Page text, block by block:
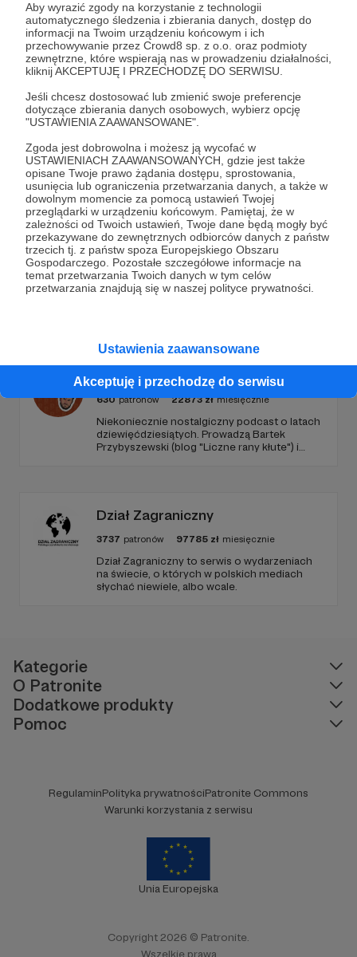
Aby wyrazić zgody na korzystanie z technologii
automatycznego śledzenia i zbierania danych, dostęp do
informacji na Twoim urządzeniu końcowym i ich
przechowywanie przez Crowd8 sp. z o.o. oraz podmioty
zewnętrzne, które wspierają nas w prowadzeniu działalności,
kliknij AKCEPTUJĘ I PRZECHODZĘ DO SERWISU.
Jeśli chcesz dostosować lub zmienić swoje preferencje
dotyczące zbierania danych osobowych, wybierz opcję
"USTAWIENIA ZAAWANSOWANE".
Zgoda jest dobrowolna i możesz ją wycofać w
USTAWIENIACH ZAAWANSOWANYCH, gdzie jest także
opisane Twoje prawo żądania dostępu, sprostowania,
usunięcia lub ograniczenia przetwarzania danych, a także w
dowolnym momencie za pomocą ustawień Twojej
przeglądarki w urządzeniu końcowym. Pamiętaj, że w
zależności od Twoich ustawień, Twoje dane będą mogły być
przekazywane do zewnętrznych odbiorców danych z państw
trzecich tj. z państw spoza Europejskiego Obszaru
Gospodarczego. Pozostałe szczegółowe informacje na
temat przetwarzania Twoich danych w tym celów
przetwarzania znajdują się w naszej polityce prywatności.
Ustawienia zaawansowane
Akceptuję i przechodzę do serwisu
Dołącz do grona Patronów!
Wesprzyj działalność AutoraKrychuTIRjuż teraz!
Zostań Patronem
Podcastex
630 patronów 22873 zł miesięcznie
Niekoniecznie nostalgiczny podcast o latach
dziewięćdziesiątych. Prowadzą Bartek
Przybyszewski (blog "Liczne rany kłute") i
Tadeusz Drozda.
Dział Zagraniczny
3737 patronów 97785 zł miesięcznie
Dział Zagraniczny to serwis o wydarzeniach
na świecie, o których w polskich mediach
słychać niewiele, albo wcale.
Kategorie
O Patronite
Dodatkowe produkty
Pomoc
RegulaminPolityka prywatnościPatronite Commons
Warunki korzystania z serwisu
Unia Europejska
Copyright 2026 © Patronite.
Wszelkie prawa